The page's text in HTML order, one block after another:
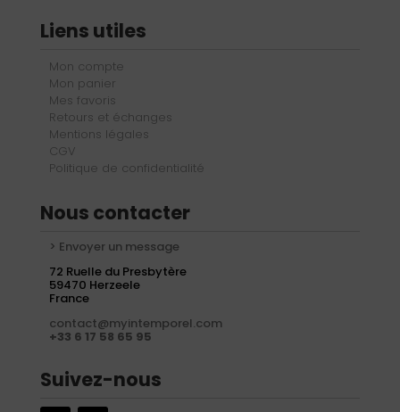
Liens utiles
Mon compte
Mon panier
Mes favoris
Retours et échanges
Mentions légales
CGV
Politique de confidentialité
Nous contacter
> Envoyer un message
72 Ruelle du Presbytère
59470 Herzeele
France
contact@myintemporel.com
+33 6 17 58 65 95
Suivez-nous